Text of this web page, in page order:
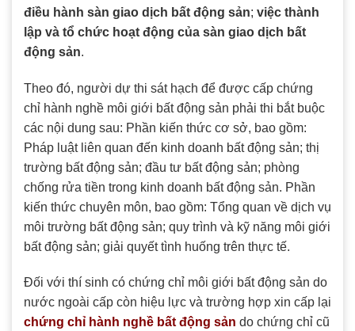
điều hành sàn giao dịch bất động sản; việc thành
lập và tổ chức hoạt động của sàn giao dịch bất
động sản.
Theo đó, người dự thi sát hạch để được cấp chứng
chỉ hành nghề môi giới bất động sản phải thi bắt buộc
các nội dung sau: Phần kiến thức cơ sở, bao gồm:
Pháp luật liên quan đến kinh doanh bất động sản; thị
trường bất động sản; đầu tư bất động sản; phòng
chống rửa tiền trong kinh doanh bất động sản. Phần
kiến thức chuyên môn, bao gồm: Tổng quan về dịch vụ
môi trường bất động sản; quy trình và kỹ năng môi giới
bất động sản; giải quyết tình huống trên thực tế.
Đối với thí sinh có chứng chỉ môi giới bất động sản do
nước ngoài cấp còn hiệu lực và trường hợp xin cấp lại
chứng chỉ hành nghề bất động sản do chứng chỉ cũ